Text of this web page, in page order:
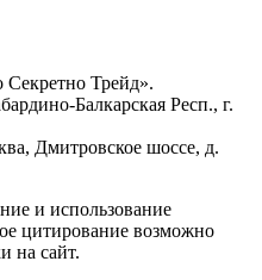
Трейд».
Балкарская Респ., г.
Дмитровское шоссе, д.
и использование
цитирование возможно
на сайт.